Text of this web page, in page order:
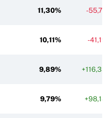
11,30% -
10,11% -
9,89%
9,79%